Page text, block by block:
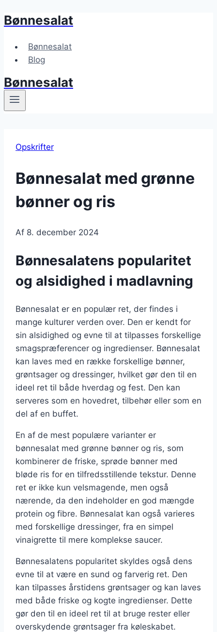
Fortsæt
indhold
Bønnesalat
Bønnesalat
Blog
Bønnesalat
Opskrifter
Bønnesalat med grønne
bønner og ris
Af 8. december 2024
Bønnesalatens popularitet
og alsidighed i madlavning
Bønnesalat er en populær ret, der findes i
mange kulturer verden over. Den er kendt for
sin alsidighed og evne til at tilpasses forskellige
smagspræferencer og ingredienser. Bønnesalat
kan laves med en række forskellige bønner,
grøntsager og dressinger, hvilket gør den til en
ideel ret til både hverdag og fest. Den kan
serveres som en hovedret, tilbehør eller som en
del af en buffet.
En af de mest populære varianter er
bønnesalat med grønne bønner og ris, som
kombinerer de friske, sprøde bønner med
bløde ris for en tilfredsstillende tekstur. Denne
ret er ikke kun velsmagende, men også
nærende, da den indeholder en god mængde
protein og fibre. Bønnesalat kan også varieres
med forskellige dressinger, fra en simpel
vinaigrette til mere komplekse saucer.
Bønnesalatens popularitet skyldes også dens
evne til at være en sund og farverig ret. Den
kan tilpasses årstidens grøntsager og kan laves
med både friske og kogte ingredienser. Dette
gør den til en ideel ret til at bruge rester eller
overskydende grøntsager fra køleskabet.